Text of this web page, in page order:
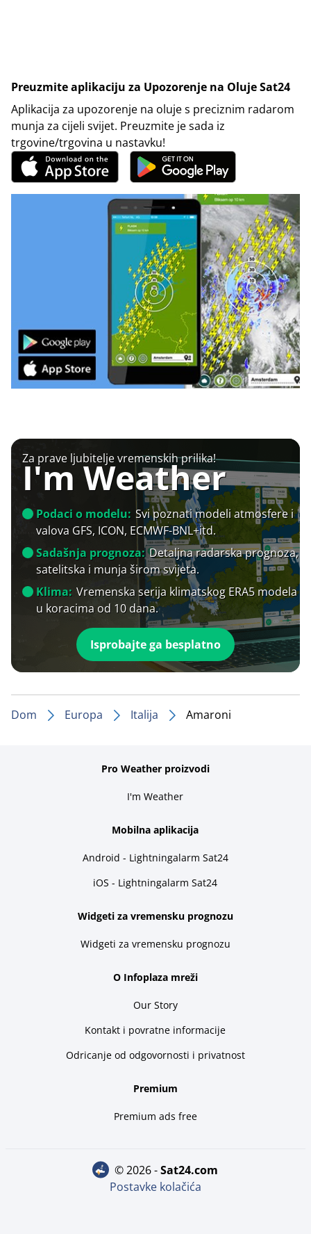
Preuzmite aplikaciju za Upozorenje na Oluje Sat24
Aplikacija za upozorenje na oluje s preciznim radarom
munja za cijeli svijet. Preuzmite je sada iz
trgovine/trgovina u nastavku!
Za prave ljubitelje vremenskih prilika!
I'm Weather
Podaci o modelu: Svi poznati modeli atmosfere i
valova GFS, ICON, ECMWF-BNL+itd.
Sadašnja prognoza: Detaljna radarska prognoza,
satelitska i munja širom svijeta.
Klima: Vremenska serija klimatskog ERA5 modela
u koracima od 10 dana.
Isprobajte ga besplatno
Dom Europa Italija Amaroni
Pro Weather proizvodi
I'm Weather
Mobilna aplikacija
Android - Lightningalarm Sat24
iOS - Lightningalarm Sat24
Widgeti za vremensku prognozu
Widgeti za vremensku prognozu
O Infoplaza mreži
Our Story
Kontakt i povratne informacije
Odricanje od odgovornosti i privatnost
Premium
Premium ads free
© 2026 - sat24.com
Postavke kolačića